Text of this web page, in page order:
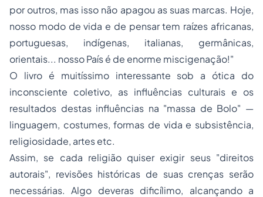
por outros, mas isso não apagou as suas marcas. Hoje,
nosso modo de vida e de pensar tem raízes africanas,
portuguesas, indígenas, italianas, germânicas,
orientais... nosso País é de enorme miscigenação!"
O livro é muitíssimo interessante sob a ótica do
inconsciente coletivo, as influências culturais e os
resultados destas influências na "massa de Bolo" —
linguagem, costumes, formas de vida e subsistência,
religiosidade, artes etc.
Assim, se cada religião quiser exigir seus "direitos
autorais", revisões históricas de suas crenças serão
necessárias. Algo deveras dificílimo, alcançando a